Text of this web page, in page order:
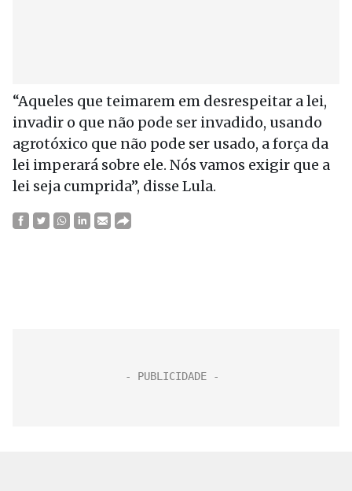
“Aqueles que teimarem em desrespeitar a lei,
invadir o que não pode ser invadido, usando
agrotóxico que não pode ser usado, a força da
lei imperará sobre ele. Nós vamos exigir que a
lei seja cumprida”, disse Lula.